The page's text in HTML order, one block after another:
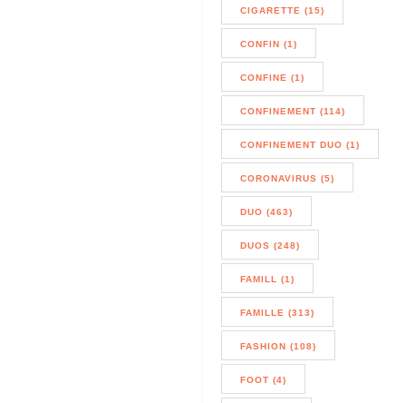
CIGARETTE (15)
CONFIN (1)
CONFINE (1)
CONFINEMENT (114)
CONFINEMENT DUO (1)
CORONAVIRUS (5)
DUO (463)
DUOS (248)
FAMILL (1)
FAMILLE (313)
FASHION (108)
FOOT (4)